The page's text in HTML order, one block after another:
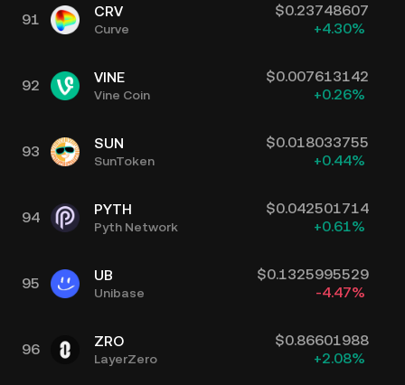
91 CRV
Curve
$0.23748607
+4.30%
92 VINE
Vine Coin
$0.007613142
+0.26%
93 SUN
SunToken
$0.018033755
+0.44%
94 PYTH
Pyth Network
$0.042501714
+0.61%
95 UB
Unibase
$0.1325995529
-4.47%
96 ZRO
LayerZero
$0.86601988
+2.08%